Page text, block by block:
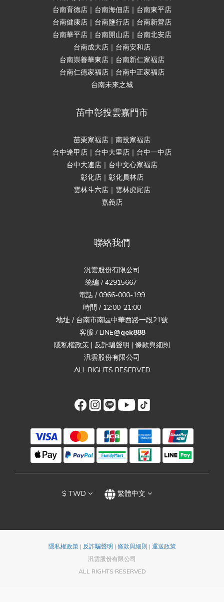
台南育德店｜台南海佃店｜台南東平店
台南健康店｜台南鹽行店｜台南新營店
台南華平店｜台南開山店｜台南北安店
台南成大店｜台南安和店
台南崇善華東店｜台南新仁家福店
台南仁德家福店｜台南中正家福店
台南未來之城
苗中彰投雲嘉門市
苗栗家福店｜南投家福店
台中逢甲店｜台中大里店｜台中一中店
台中大連店｜台中文心家福店
彰化店｜彰化員林店
雲林斗六店｜雲林虎尾店
嘉義店
聯絡我們
汎雲股份有限公司
統編 / 42915667
電話 / 0966-000-199
時間 / 12:00-21:00
地址 / 台南市南區中華西路一段21號
客服 / LINE@qek888
隱私權政策 | 反詐騙聲明 | 條款與細則
汎雲股份有限公司
ALL RIGHTS RESERVED
$ TWD 繁體中文
隱私權政策| 反詐騙聲明 | 條款與細則 | 運送政策
汎雲股份有限公司
ALL RIGHTS RESERVED